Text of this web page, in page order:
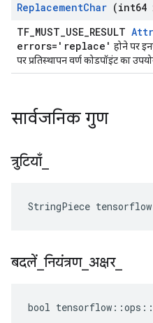
ReplacementChar (int64
TF_MUST_USE_RESULT
errors='replace' होने पर
पर प्रतिस्थापन वर्ण कोडपॉइंट का
सार्वजनिक गुण
त्रुटियाँ_
StringPiece
बदलें_नियंत्रण_ अक्षर_
bool